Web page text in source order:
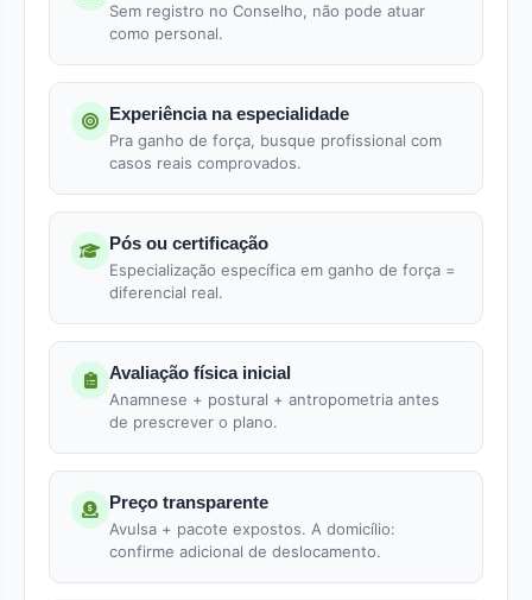
Sem registro no Conselho, não pode atuar
como personal.
Experiência na especialidade
Pra ganho de força, busque profissional com
casos reais comprovados.
Pós ou certificação
Especialização específica em ganho de força =
diferencial real.
Avaliação física inicial
Anamnese + postural + antropometria antes
de prescrever o plano.
Preço transparente
Avulsa + pacote expostos. A domicílio:
confirme adicional de deslocamento.